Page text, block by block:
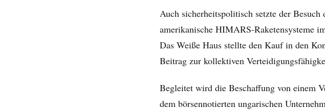
Auch sicherheitspolitisch setzte der
amerikanische HIMARS-Raketensysteme
Das Weiße Haus stellte den Kauf in den
Beitrag zur kollektiven
Begleitet wird die Beschaffung von einem
dem börsennotierten ungarischen